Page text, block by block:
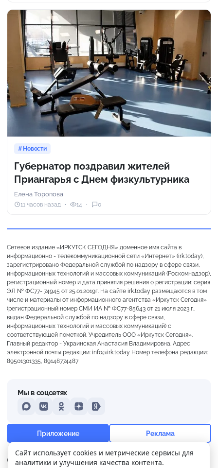
+17° Ощущается как +17
Новости
Губернатор поздравил жителей
Приангарья с Днем физкультурника
Елена Торопова
11 часов назад 14 0
Сетевое издание «ИРКУТСК СЕГОДНЯ» доменное имя сайта в
информационно - телекоммуникационной сети «Интернет» (irk.today),
зарегистрировано Федеральной службой по надзору в сфере связи,
информационных технологий и массовых коммуникаций (Роскомнадзор),
регистрационный номер и дата принятия решения о регистрации: серия
ЭЛ № ФС77- 74945 от 25.01.2019г. На сайте irk.today размещаются в том
числе и материалы от информационного агентства «Иркутск Сегодня»
(регистрационный номер СМИ ИА № ФС77-85643 от 21 июля 2023 г.,
выдан Федеральной службой по надзору в сфере связи,
информационных технологий и массовых коммуникаций) с
соответствующей пометкой. Учредитель ООО «Иркутск Сегодня».
Главный редактор - Украинская Анастасия Владимировна. Адрес
электронной почты редакции: info@irk.today Номер телефона редакции:
89501301335, 89148774487
О нас Контакты Прислать новость
Мы в соцсетях
MAXVKontakteOdnoklassniki
DzenYandex
Приложение Реклама
Сайт использует cookies и метрические сервисы для
аналитики и улучшения качества контента.